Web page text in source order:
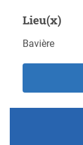
Lieu(x)
Bavière